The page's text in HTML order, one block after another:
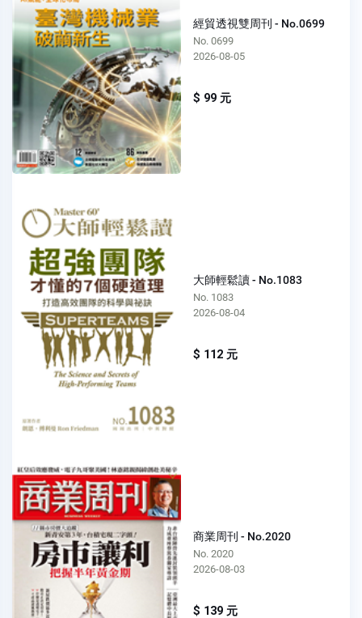
經貿透視雙周刊 - No.0699
No. 0699
2026-08-05
$ 99 元
大師輕鬆讀 - No.1083
No. 1083
2026-08-04
$ 112 元
商業周刊 - No.2020
No. 2020
2026-08-03
$ 139 元